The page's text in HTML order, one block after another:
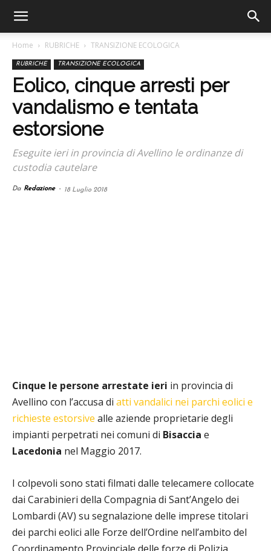
Home RUBRICHE TRANSIZIONE ECOLOGICA
RUBRICHE TRANSIZIONE ECOLOGICA
Eolico, cinque arresti per
vandalismo e tentata
estorsione
Eseguite ieri in provincia di Avellino le ordinanze di
custodia cautelare
Da Redazione - 18 Luglio 2018
Cinque le persone arrestate ieri in provincia di
Avellino con l’accusa di atti vandalici nei parchi eolici e
richieste estorsive alle aziende proprietarie degli
impianti perpetrati nei comuni di Bisaccia e
Lacedonia nel Maggio 2017.
I colpevoli sono stati filmati dalle telecamere collocate
dai Carabinieri della Compagnia di Sant’Angelo dei
Lombardi (AV) su segnalazione delle imprese titolari
dei parchi eolici alle Forze dell’Ordine nell’ambito del